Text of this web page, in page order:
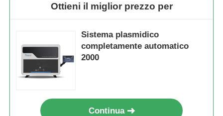
Ottieni il miglior prezzo per
Sistema plasmidico
completamente automatico
2000
Continua